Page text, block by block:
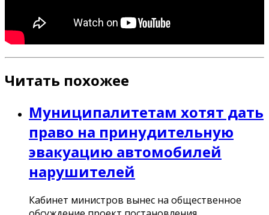
Читать похожее
Муниципалитетам хотят дать
право на принудительную
эвакуацию автомобилей
нарушителей
Кабинет министров вынес на общественное